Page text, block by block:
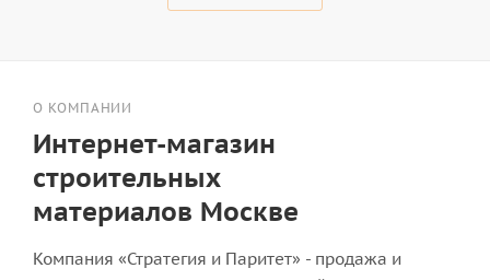
О КОМПАНИИ
Интернет-магазин
строительных
материалов Москве
Компания «Стратегия и Паритет» - продажа и